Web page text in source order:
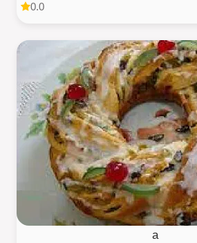
0.0
a